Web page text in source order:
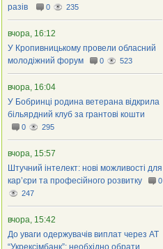
разів
0 235
вчора, 16:12
У Кропивницькому провели обласний
молодіжний форум
0 523
вчора, 16:04
У Бобринці родина ветерана відкрила
більярдний клуб за грантові кошти
0 295
вчора, 15:57
Штучний інтелект: нові можливості для
кар’єри та професійного розвитку
0
247
вчора, 15:42
До уваги одержувачів виплат через АТ
“Укрексімбанк”: необхідно обрати